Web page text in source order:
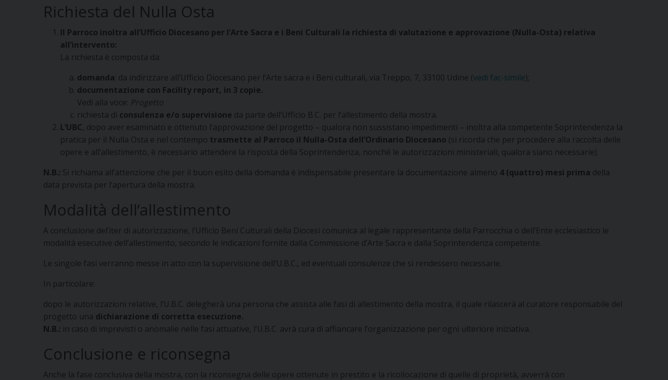
Richiesta del Nulla Osta
Il Parroco inoltra all’Ufficio Diocesano per l’Arte Sacra e i Beni Culturali la richiesta di valutazione e approvazione (Nulla-Osta) relativa
all’intervento:
La richiesta è composta da:
domanda: da indirizzare all’Ufficio Diocesano per l’Arte sacra e i Beni culturali, via Treppo, 7, 33100 Udine (vedi fac-simile);
documentazione con Facility report, in 3 copie.
Vedi alla voce: Progetto
richiesta di consulenza e/o supervisione da parte dell’Ufficio B.C. per l’allestimento della mostra.
L’UBC, dopo aver esaminato e ottenuto l’approvazione del progetto – qualora non sussistano impedimenti – inoltra alla competente Soprintendenza la
pratica per il Nulla Osta e nel contempo trasmette al Parroco il Nulla-Osta dell’Ordinario Diocesano (si ricorda che per procedere alla raccolta delle
opere e all’allestimento, è necessario attendere la risposta della Soprintendenza, nonché le autorizzazioni ministeriali, qualora siano necessarie).
N.B.: Si richiama all’attenzione che per il buon esito della domanda è indispensabile presentare la documentazione almeno 4 (quattro) mesi prima della
data prevista per l’apertura della mostra.
Modalità dell’allestimento
A conclusione del’iter di autorizzazione, l’Ufficio Beni Culturali della Diocesi comunica al legale rappresentante della Parrocchia o dell’Ente ecclesiastico le
modalità esecutive dell’allestimento, secondo le indicazioni fornite dalla Commissione d’Arte Sacra e dalla Soprintendenza competente.
Le singole fasi verranno messe in atto con la supervisione dell’U.B.C., ed eventuali consulenze che si rendessero necessarie.
In particolare:
dopo le autorizzazioni relative, l’U.B.C. delegherà una persona che assista alle fasi di allestimento della mostra, il quale rilascerà al curatore responsabile del
progetto una dichiarazione di corretta esecuzione.
N.B.: in caso di imprevisti o anomalie nelle fasi attuative, l’U.B.C. avrà cura di affiancare l’organizzazione per ogni ulteriore iniziativa.
Conclusione e riconsegna
Anche la fase conclusiva della mostra, con la riconsegna delle opere ottenute in prestito e la ricollocazione di quelle di proprietà, avverrà con